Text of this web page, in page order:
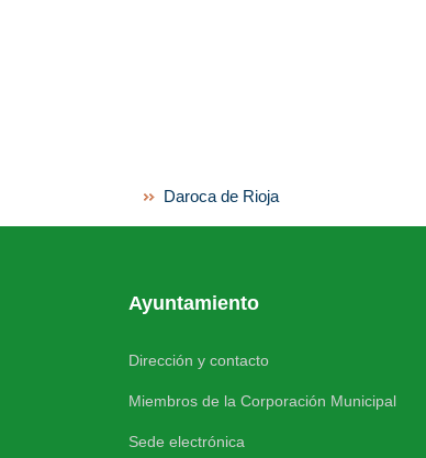
Daroca de Rioja
Ayuntamiento
Dirección y contacto
Miembros de la Corporación Municipal
Sede electrónica